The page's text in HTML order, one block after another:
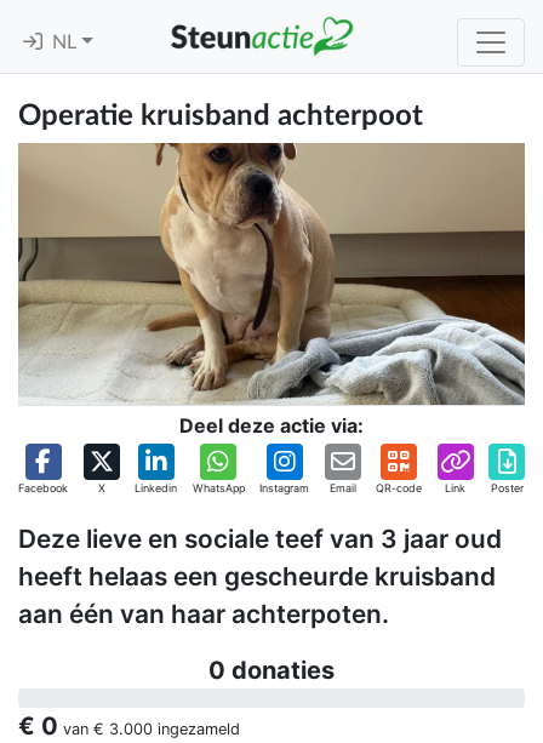
NL
Operatie kruisband achterpoot
Deel deze actie via:
Facebook X Linkedin WhatsApp Instagram Email QR-code Link Poster
Deze lieve en sociale teef van 3 jaar oud
heeft helaas een gescheurde kruisband
aan één van haar achterpoten.
0 donaties
€ 0 van € 3.000 ingezameld